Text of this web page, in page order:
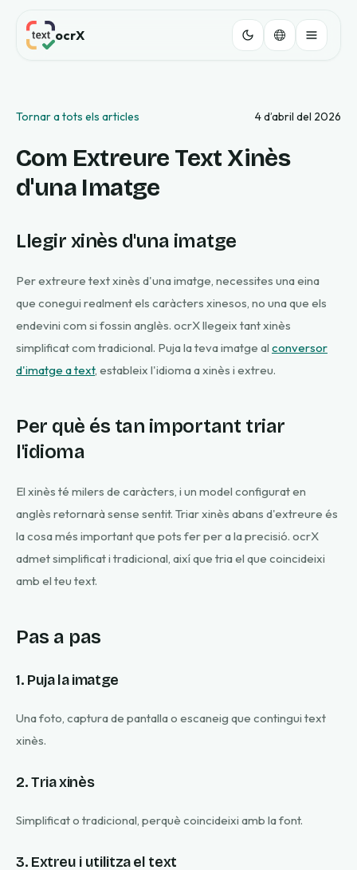
ocrX
Tornar a tots els articles 4 d’abril del 2026
Com Extreure Text Xinès
d'una Imatge
Llegir xinès d'una imatge
Per extreure text xinès d'una imatge, necessites una eina
que conegui realment els caràcters xinesos, no una que els
endevini com si fossin anglès. ocrX llegeix tant xinès
simplificat com tradicional. Puja la teva imatge al conversor
d'imatge a text, estableix l'idioma a xinès i extreu.
Per què és tan important triar
l'idioma
El xinès té milers de caràcters, i un model configurat en
anglès retornarà sense sentit. Triar xinès abans d'extreure és
la cosa més important que pots fer per a la precisió. ocrX
admet simplificat i tradicional, així que tria el que coincideixi
amb el teu text.
Pas a pas
1. Puja la imatge
Una foto, captura de pantalla o escaneig que contingui text
xinès.
2. Tria xinès
Simplificat o tradicional, perquè coincideixi amb la font.
3. Extreu i utilitza el text